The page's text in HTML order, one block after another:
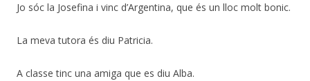
Jo sóc la Josefina i vinc d’Argentina, que és un lloc molt bonic.
La meva tutora és diu Patricia.
A classe tinc una amiga que es diu Alba.